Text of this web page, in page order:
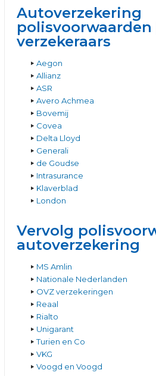
Autoverzekering
polisvoorwaarden
verzekeraars
Aegon
Allianz
ASR
Avero Achmea
Bovemij
Covea
Delta Lloyd
Generali
de Goudse
Intrasurance
Klaverblad
London
Vervolg
autoverzekering
MS Amlin
Nationale Nederlanden
OVZ verzekeringen
Reaal
Rialto
Unigarant
Turien en Co
VKG
Voogd en Voogd